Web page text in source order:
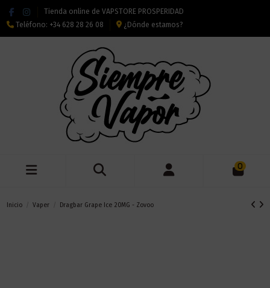
Tienda online de VAPSTORE PROSPERIDAD
Teléfono: +34 628 28 26 08 ¿Dónde estamos?
0
Inicio Vaper Dragbar Grape Ice 20MG - Zovoo